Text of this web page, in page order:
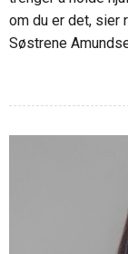
om du er det, sier
Søstrene